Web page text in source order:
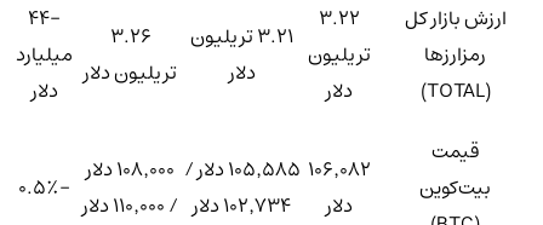
ارزش بازار کل
رمزارزها
۳.۲۲
تریلیون
دلار
۳.۲۱ تریلیون
دلار
۳.۲۶
تریلیون دلار
-۴۴
میلیارد
دلار
قیمت
بیت‌کوین
۱۰۶٬۰۸۲
دلار
۱۰۵٬۵۸۵ دلار /
۱۰۲٬۷۳۴ دلار
۱۰۸٬۰۰۰ دلار
/ ۱۱۰٬۰۰۰ دلار